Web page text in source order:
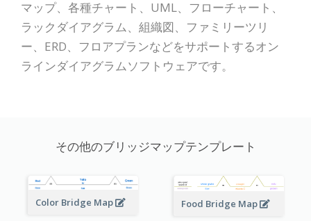
マップ、各種チャート、UML、フローチャート、
ラックダイアグラム、組織図、ファミリーツリ
ー、ERD、フロアプランなどをサポートするオン
ラインダイアグラムソフトウェアです。
その他のブリッジマップテンプレート
Color Bridge Map Food Bridge Map